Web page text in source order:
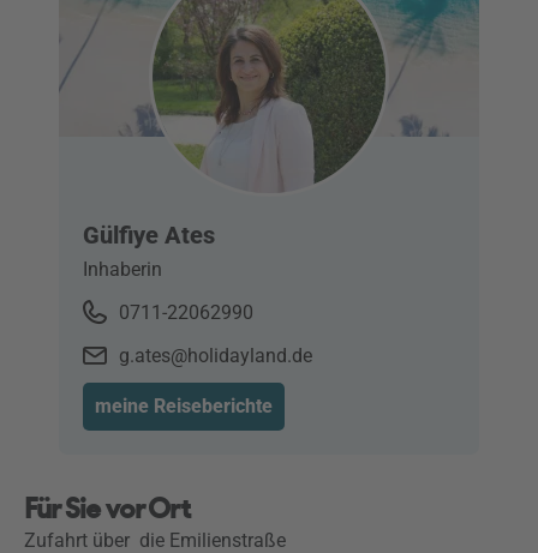
Gülfiye Ates
Inhaberin
0711-22062990
g.ates@holidayland.de
meine Reiseberichte
Für Sie vor Ort
Zufahrt über die Emilienstraße